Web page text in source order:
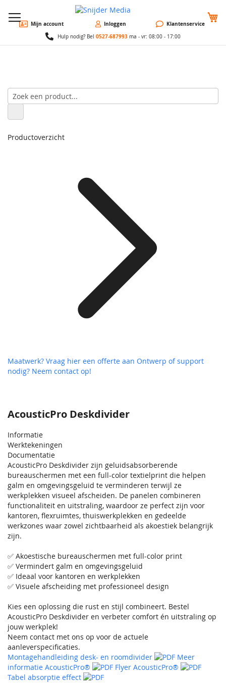
Mijn account Inloggen Klantenservice
Hulp nodig? Bel 0527-687993 ma - vr: 08:00 - 17:00
AcousticPro Deskdivider
Informatie
Werktekeningen
Documentatie
AcousticPro Deskdivider zijn geluidsabsorberende
bureauschermen met een full-color textielprint die helpen
galm en omgevingsgeluid te verminderen terwijl ze
werkplekken visueel afscheiden. De panelen combineren
functionaliteit en uitstraling, waardoor ze perfect zijn voor
kantoren, flexruimtes, thuiswerkplekken en gedeelde
werkzones waar zowel zichtbaarheid als akoestiek belangrijk
zijn.
✅ Akoestische bureauschermen met full-color print
✅ Vermindert galm en omgevingsgeluid
✅ Ideaal voor kantoren en werkplekken
✅ Visuele afscheiding met professioneel design
Kies een oplossing die rust en stijl combineert. Bestel
AcousticPro Deskdivider en verbeter comfort én uitstraling op
jouw werkplek!
Neem contact met ons op voor de actuele
aanleverspecificaties.
Montagehandleiding desk- en roomdivider
Meer
informatie AcousticPro®
Flyer AcousticPro®
Tabel absorptie effect
Productoverzicht
Maatwerk? Vraag hier een offerte aan Ontwerp of support
nodig? Neem contact op!